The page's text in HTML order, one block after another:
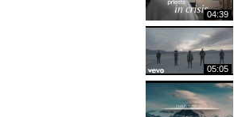
04:39
05:05